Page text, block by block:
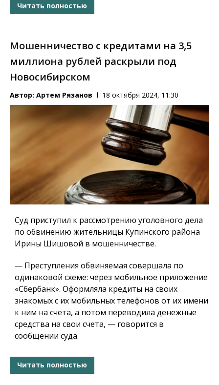
Читать полностью
Мошенничество с кредитами на 3,5
миллиона рублей раскрыли под
Новосибирском
Автор: Артем Рязанов 18 октября 2024, 11:30
Суд приступил к рассмотрению уголовного дела
по обвинению жительницы Купинского района
Ирины Шишовой в мошенничестве.
— Преступления обвиняемая совершала по
одинаковой схеме: через мобильное приложение
«Сбербанк». Оформляла кредиты на своих
знакомых с их мобильных телефонов от их имени
к ним на счета, а потом переводила денежные
средства на свои счета, — говорится в
сообщении суда.
Читать полностью